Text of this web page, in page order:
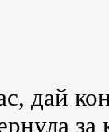
дай
за